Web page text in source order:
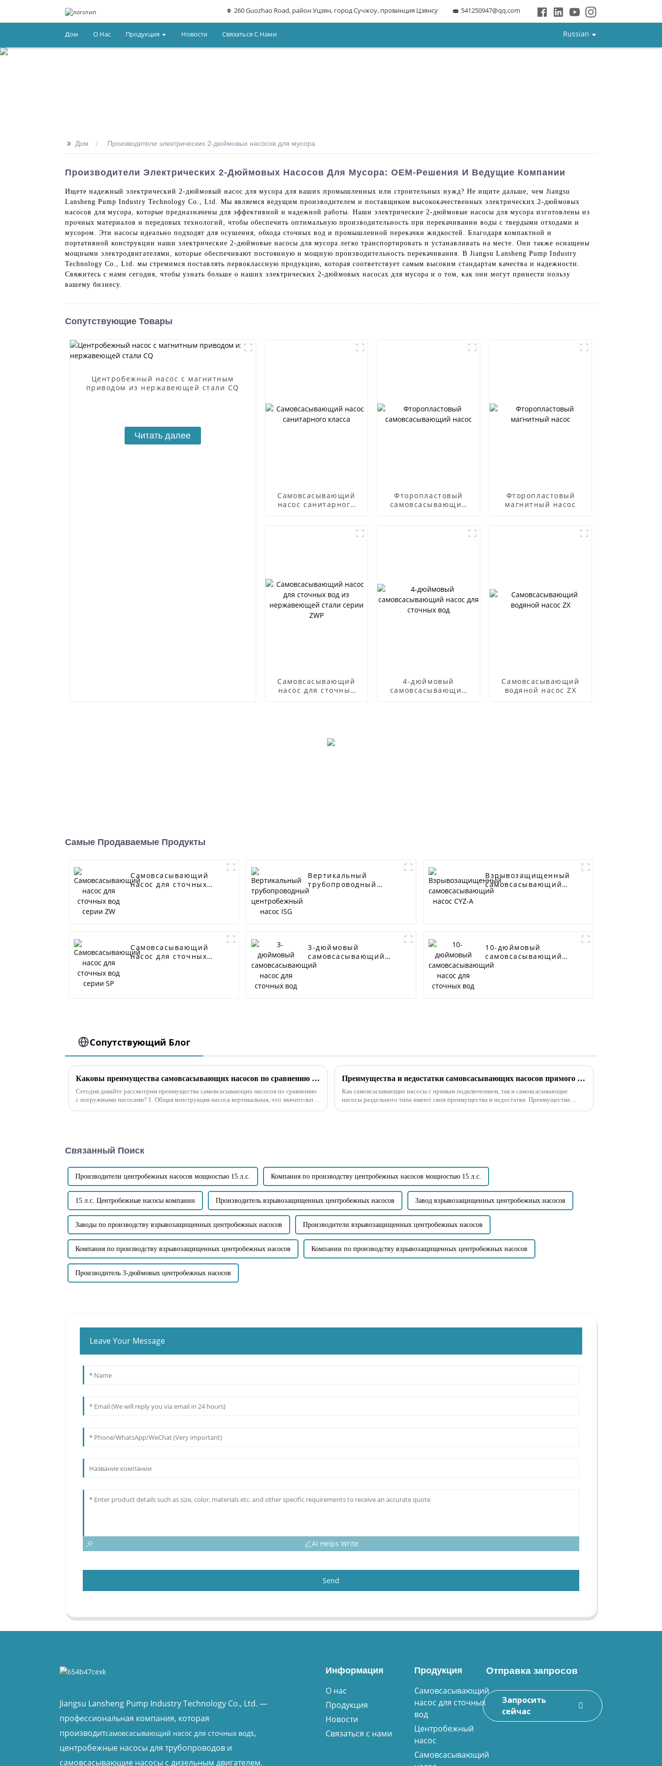
260 Guozhao Road, район Уцзян, город Сучжоу, провинция Цзянсу 541250947@qq.com
Дом О Нас Продукция Новости Связаться С Нами Russian
>> Дом Производители электрических 2-дюймовых насосов для мусора
Производители Электрических 2-Дюймовых Насосов Для Мусора: OEM-Решения И Ведущие Компании
Ищете надежный электрический 2-дюймовый насос для мусора для ваших промышленных или строительных нужд? Не ищите дальше, чем Jiangsu
Lansheng Pump Industry Technology Co., Ltd. Мы являемся ведущим производителем и поставщиком высококачественных электрических 2-дюймовых
насосов для мусора, которые предназначены для эффективной и надежной работы. Наши электрические 2-дюймовые насосы для мусора изготовлены из
прочных материалов и передовых технологий, чтобы обеспечить оптимальную производительность при перекачивании воды с твердыми отходами и
мусором. Эти насосы идеально подходят для осушения, обхода сточных вод и промышленной перекачки жидкостей. Благодаря компактной и
портативной конструкции наши электрические 2-дюймовые насосы для мусора легко транспортировать и устанавливать на месте. Они также оснащены
мощными электродвигателями, которые обеспечивают постоянную и мощную производительность перекачивания. В Jiangsu Lansheng Pump Industry
Technology Co., Ltd. мы стремимся поставлять первоклассную продукцию, которая соответствует самым высоким стандартам качества и надежности.
Свяжитесь с нами сегодня, чтобы узнать больше о наших электрических 2-дюймовых насосах для мусора и о том, как они могут принести пользу
вашему бизнесу.
Сопутствующие Товары
Центробежный насос с магнитным
приводом из нержавеющей стали CQ
Читать далее
Самовсасывающий
насос санитарного
Фторопластовый
самовсасывающий
Фторопластовый
магнитный насос
Самовсасывающий
насос для сточных
4-дюймовый
самовсасывающий
Самовсасывающий
водяной насос ZX
Самые Продаваемые Продукты
Самовсасывающий
насос для сточных
Вертикальный
трубопроводный
центробежный насос
Взрывозащищенный
самовсасывающий
насос CYZ-A
Самовсасывающий
насос для сточных
3-дюймовый
самовсасывающий
насос для сточных
10-дюймовый
самовсасывающий
насос для сточных
Сопутствующий Блог
Каковы преимущества самовсасывающих насосов по сравнению с погружными насосами?
Сегодня давайте рассмотрим преимущества самовсасывающих насосов по сравнению
с погружными насосами? 1. Общая конструкция насоса вертикальная, что значительно
Преимущества и недостатки самовсасывающих насосов прямого и раздельного типа
Как самовсасывающие насосы с прямым подключением, так и самовсасывающие
насосы раздельного типа имеют свои преимущества и недостатки. Преимущества
Связанный Поиск
Производители центробежных насосов мощностью 15 л.с. Компания по производству центробежных насосов мощностью 15 л.с.
15 л.с. Центробежные насосы компании Производитель взрывозащищенных центробежных насосов Завод взрывозащищенных центробежных насосов
Заводы по производству взрывозащищенных центробежных насосов Производители взрывозащищенных центробежных насосов
Компания по производству взрывозащищенных центробежных насосов Компании по производству взрывозащищенных центробежных насосов
Производитель 3-дюймовых центробежных насосов
Leave Your Message
AI Helps Write
Send
Jiangsu Lansheng Pump Industry Technology Co., Ltd. —
профессиональная компания, которая
производитсамовсасывающий насос для сточных водs,
центробежные насосы для трубопроводов и
самовсасывающие насосы с дизельным двигателем.
Информация
О нас
Продукция
Новости
Связаться с нами
Продукция
Самовсасывающий
насос для сточных
вод
Центробежный
насос
Самовсасывающий
Отправка запросов
Запросить
сейчас